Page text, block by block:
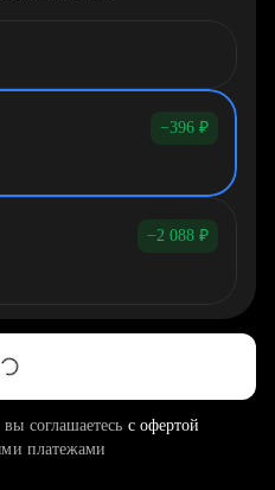
−396 ₽
−2 088 ₽
соглашаетесь с офертой
платежами